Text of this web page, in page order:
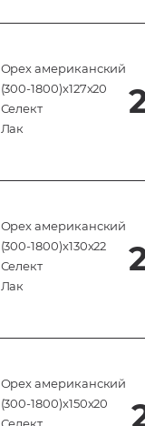
Орех американский
(300-1800)x127x20
Селект
Лак
Орех американский
(300-1800)x130x22
Селект
Лак
Орех американский
(300-1800)x150x20
Селект